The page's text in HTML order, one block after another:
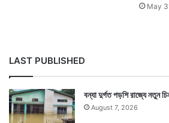
May
LAST PUBLISHED
বন্যা দুর্গত পড়শি রাজ্যে নতুন
August 7, 2026